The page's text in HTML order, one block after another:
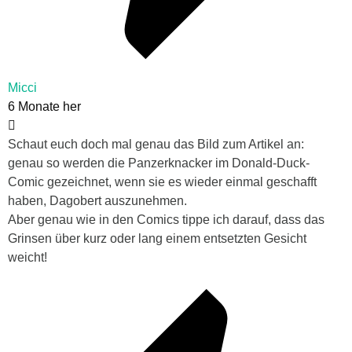
Micci
6 Monate her
Schaut euch doch mal genau das Bild zum Artikel an:
genau so werden die Panzerknacker im Donald-Duck-
Comic gezeichnet, wenn sie es wieder einmal geschafft
haben, Dagobert auszunehmen.
Aber genau wie in den Comics tippe ich darauf, dass das
Grinsen über kurz oder lang einem entsetzten Gesicht
weicht!